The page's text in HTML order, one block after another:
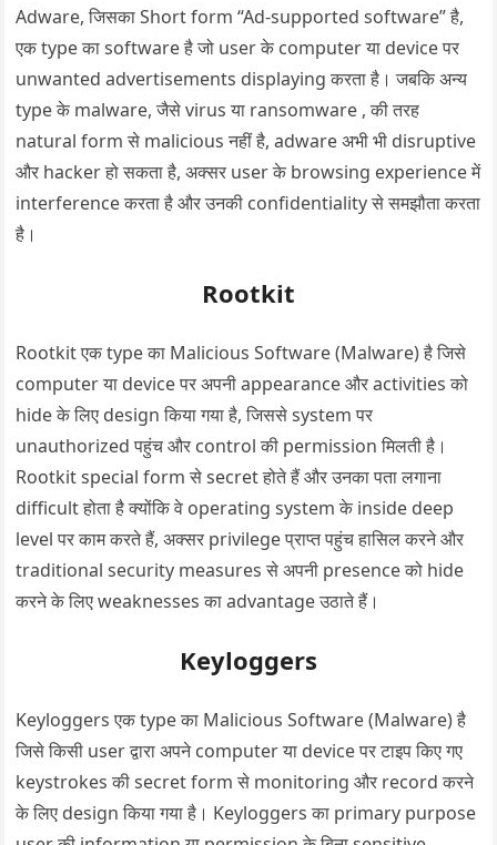
Adware, जिसका Short form “Ad-supported software” है,
एक type का software है जो user के computer या device पर
unwanted advertisements displaying करता है। जबकि अन्य
type के malware, जैसे virus या ransomware , की तरह
natural form से malicious नहीं है, adware अभी भी disruptive
और hacker हो सकता है, अक्सर user के browsing experience में
interference करता है और उनकी confidentiality से समझौता करता
है।
Rootkit
Rootkit एक type का Malicious Software (Malware) है जिसे
computer या device पर अपनी appearance और activities को
hide के लिए design किया गया है, जिससे system पर
unauthorized पहुंच और control की permission मिलती है।
Rootkit special form से secret होते हैं और उनका पता लगाना
difficult होता है क्योंकि वे operating system के inside deep
level पर काम करते हैं, अक्सर privilege प्राप्त पहुंच हासिल करने और
traditional security measures से अपनी presence को hide
करने के लिए weaknesses का advantage उठाते हैं।
Keyloggers
Keyloggers एक type का Malicious Software (Malware) है
जिसे किसी user द्वारा अपने computer या device पर टाइप किए गए
keystrokes की secret form से monitoring और record करने
के लिए design किया गया है। Keyloggers का primary purpose